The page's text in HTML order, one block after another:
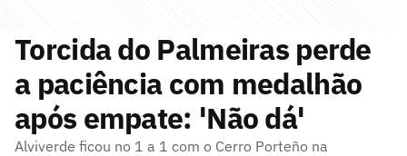
Torcida do Palmeiras perde
a paciência com medalhão
após empate: 'Não dá'
Alviverde ficou no 1 a 1 com o Cerro Porteño na